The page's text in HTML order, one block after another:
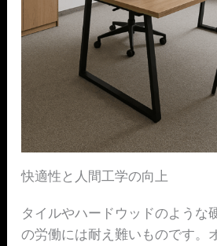
快適性と人間工学の向上
タイルやハードウッドのような
の労働には耐え難いものです。